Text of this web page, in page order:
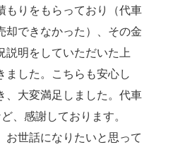
もりをもらっており（代車
却できなかった）、その金
説明をしていただいた上
ました。こちらも安心し
、大変満足しました。代車
、感謝しております。
お世話になりたいと思って